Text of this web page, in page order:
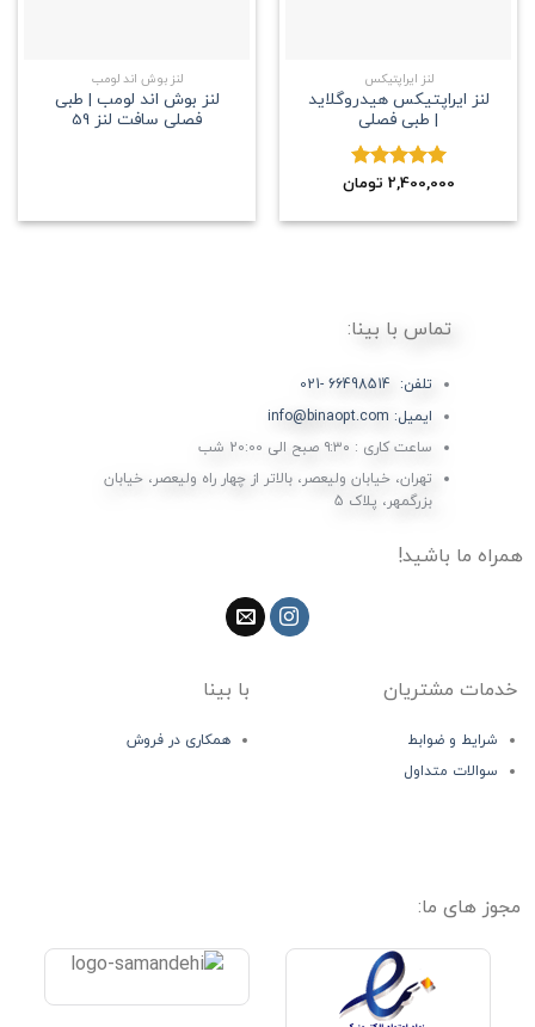
لنز ایراپتیکس
لنز ایراپتیکس هیدروگلاید
| طبی فصلی
نمره5.002,400,000 تومان
لنز بوش اند لومب
لنز بوش اند لومب | طبی
فصلی سافت لنز 59
تماس با بینا:
تلفن: 66498514 -021
ایمیل: info@binaopt.com
ساعت کاری : ۹:۳۰ صبح الی 20:00 شب
تهران، خیابان ولیعصر، بالاتر از چهار راه ولیعصر، خیابان
بزرگمهر، پلاک 5
همراه ما باشید!
خدمات مشتریان
شرایط و ضوابط
سوالات متداول
با بینا
همکاری در فروش
مجوز های ما: